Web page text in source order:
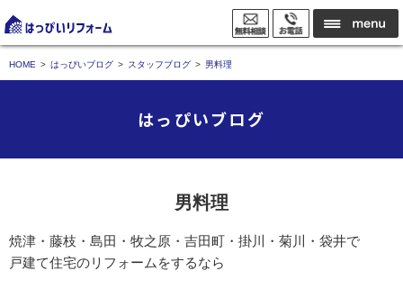
HOME はっぴいブログ スタッフブログ 男料理
はっぴいブログ
男料理
焼津・藤枝・島田・牧之原・吉田町・掛川・菊川・袋井で
戸建て住宅のリフォームをするなら